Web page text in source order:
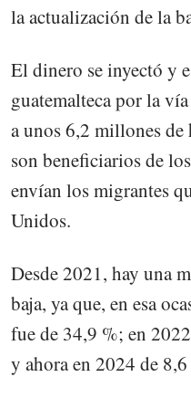
la actualización de la
El dinero se inyectó y
guatemalteca por la
a unos 6,2 millones de
son beneficiarios de
envían los migrantes
Unidos.
Desde 2021, hay una
baja, ya que, en esa
fue de 34,9 %; en
y ahora en 2024 de